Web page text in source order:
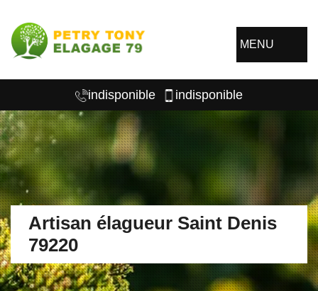
MENU
indisponible indisponible
Artisan élagueur Saint Denis
79220